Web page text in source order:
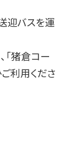
迎バスを運
「猪倉コー
利用くださ